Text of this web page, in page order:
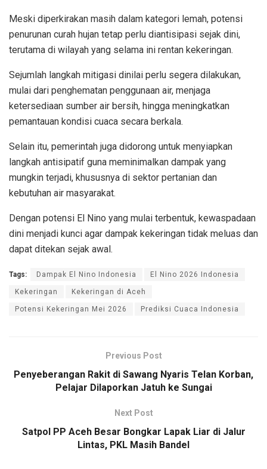
Meski diperkirakan masih dalam kategori lemah, potensi
penurunan curah hujan tetap perlu diantisipasi sejak dini,
terutama di wilayah yang selama ini rentan kekeringan.
Sejumlah langkah mitigasi dinilai perlu segera dilakukan,
mulai dari penghematan penggunaan air, menjaga
ketersediaan sumber air bersih, hingga meningkatkan
pemantauan kondisi cuaca secara berkala.
Selain itu, pemerintah juga didorong untuk menyiapkan
langkah antisipatif guna meminimalkan dampak yang
mungkin terjadi, khususnya di sektor pertanian dan
kebutuhan air masyarakat.
Dengan potensi El Nino yang mulai terbentuk, kewaspadaan
dini menjadi kunci agar dampak kekeringan tidak meluas dan
dapat ditekan sejak awal.
Tags: Dampak El Nino Indonesia El Nino 2026 Indonesia
Kekeringan Kekeringan di Aceh
Potensi Kekeringan Mei 2026 Prediksi Cuaca Indonesia
Previous Post
Penyeberangan Rakit di Sawang Nyaris Telan Korban,
Pelajar Dilaporkan Jatuh ke Sungai
Next Post
Satpol PP Aceh Besar Bongkar Lapak Liar di Jalur
Lintas, PKL Masih Bandel